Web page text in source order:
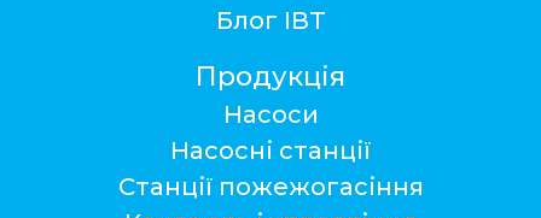
Блог ІВТ
Продукція
Насоси
Насосні станції
Станції пожежогасіння